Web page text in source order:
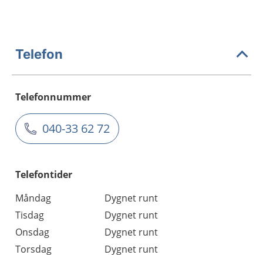
Telefon
Telefonnummer
040-33 62 72
Telefontider
Måndag
Dygnet runt
Tisdag
Dygnet runt
Onsdag
Dygnet runt
Torsdag
Dygnet runt